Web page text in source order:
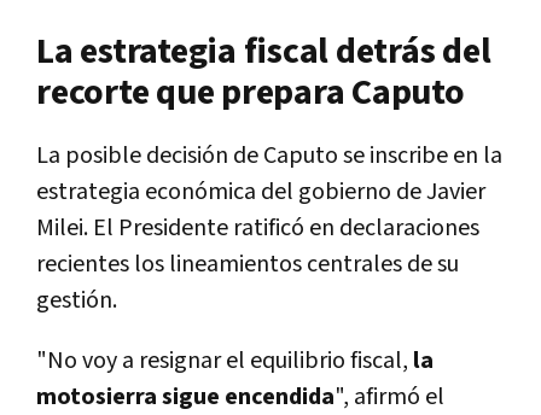
La estrategia fiscal detrás del
recorte que prepara Caputo
La posible decisión de Caputo se inscribe en la
estrategia económica del gobierno de Javier
Milei. El Presidente ratificó en declaraciones
recientes los lineamientos centrales de su
gestión.
"No voy a resignar el equilibrio fiscal, la
motosierra sigue encendida", afirmó el